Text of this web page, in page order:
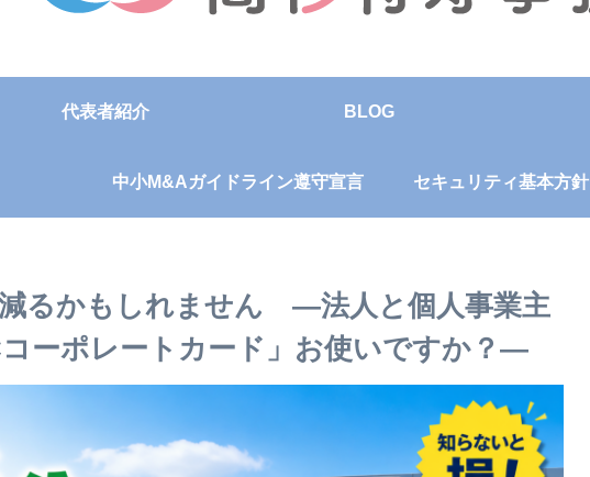
代表者紹介 BLOG
中小M&Aガイドライン遵守宣言 セキュリティ基本方針
減るかもしれません ―法人と個人事業主
ーポレートカード」お使いですか？―